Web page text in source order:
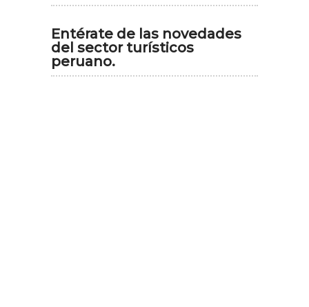
Entérate de las novedades
del sector turísticos
peruano.